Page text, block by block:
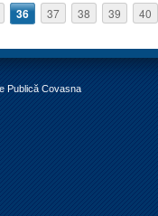
36 37 38 39 40
Publică Covasna